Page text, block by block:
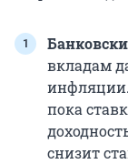
вкладам
пока
снизит